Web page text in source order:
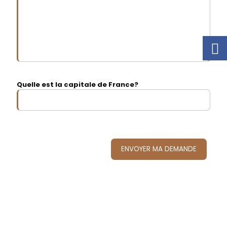
Quelle est la capitale de France?